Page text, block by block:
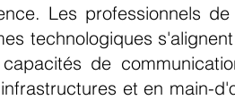
Les professionnels
technologiques
de
et en main-